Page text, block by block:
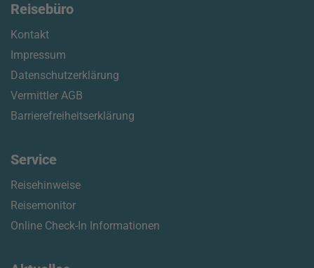
Reisebüro
Kontakt
Impressum
Datenschutzerklärung
Vermittler AGB
Barrierefreiheitserklärung
Service
Reisehinweise
Reisemonitor
Online Check-In Informationen